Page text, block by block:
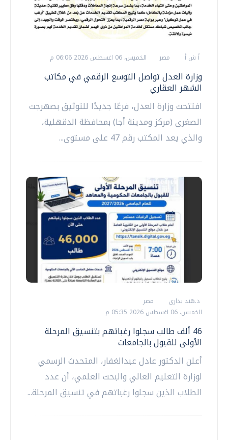
أ ش أ مصر الخميس، 06 اغسطس 2026 06:06 م
وزارة العدل تواصل التوسع الرقمي في مكاتب
الشهر العقاري
افتتحت وزارة العدل، فرعًا جديدًا للتوثيق بصهرجت
الصغرى (مركز ومدينة أجا) بمحافظة الدقهلية،
والذي يعد المكتب رقم 47 على مستوى...
د.هند بدارى
مصر
الخميس، 06 اغسطس 2026 05:35 م
46 ألف طالب سجلوا رغباتهم بتنسيق المرحلة
الأولى للقبول بالجامعات
أعلن الدكتور عادل عبدالغفار، المتحدث الرسمي
لوزارة التعليم العالي والبحث العلمي، أن عدد
الطلاب الذين سجلوا رغباتهم في تنسيق المرحلة...